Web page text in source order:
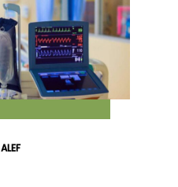
ALEF